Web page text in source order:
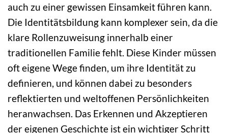
auch zu einer gewissen Einsamkeit führen kann.
Die Identitätsbildung kann komplexer sein, da die
klare Rollenzuweisung innerhalb einer
traditionellen Familie fehlt. Diese Kinder müssen
oft eigene Wege finden, um ihre Identität zu
definieren, und können dabei zu besonders
reflektierten und weltoffenen Persönlichkeiten
heranwachsen. Das Erkennen und Akzeptieren
der eigenen Geschichte ist ein wichtiger Schritt